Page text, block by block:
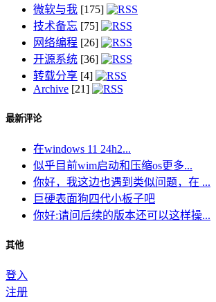
微软与我 [175]
技术备忘 [75]
网络编程 [26]
开源系统 [36]
转载分享 [4]
Archive [21]
最新评论
在windows 11 24h2...
似乎目前wim启动和压缩os更多...
你好，我这边也遇到类似问题，在 ...
巨硬表面狗四代小板子吧
你好:请问后续的版本还可以这样操...
其他
登入
注册